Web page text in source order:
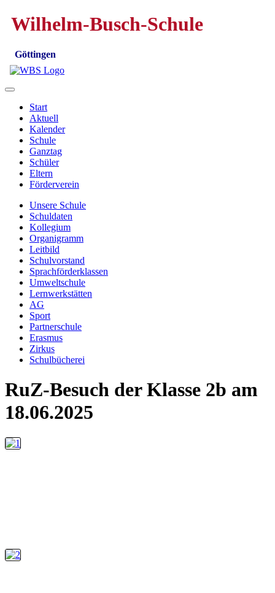
Wilhelm-Busch-Schule
Göttingen
Start
Aktuell
Kalender
Schule
Ganztag
Schüler
Eltern
Förderverein
Unsere Schule
Schuldaten
Kollegium
Organigramm
Leitbild
Schulvorstand
Sprachförderklassen
Umweltschule
Lernwerkstätten
AG
Sport
Partnerschule
Erasmus
Zirkus
Schulbücherei
RuZ-Besuch der Klasse 2b am
18.06.2025